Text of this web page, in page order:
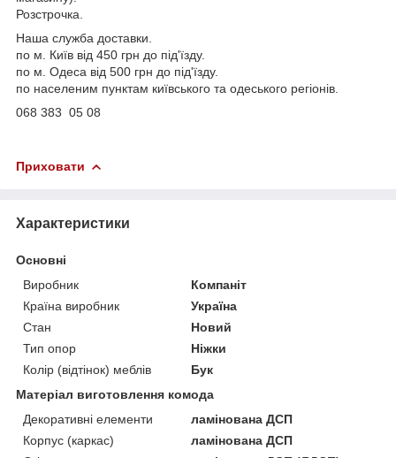
Розстрочка.
Наша служба доставки.
по м. Київ від 450 грн до під'їзду.
по м. Одеса від 500 грн до під'їзду.
по населеним пунктам київського та одеського регіонів.
068 383 05 08
Приховати
Характеристики
Основні
Виробник
Компаніт
Країна виробник
Україна
Стан
Новий
Тип опор
Ніжки
Колір (відтінок) меблів
Бук
Матеріал виготовлення комода
Декоративні елементи
ламінована ДСП
Корпус (каркас)
ламінована ДСП